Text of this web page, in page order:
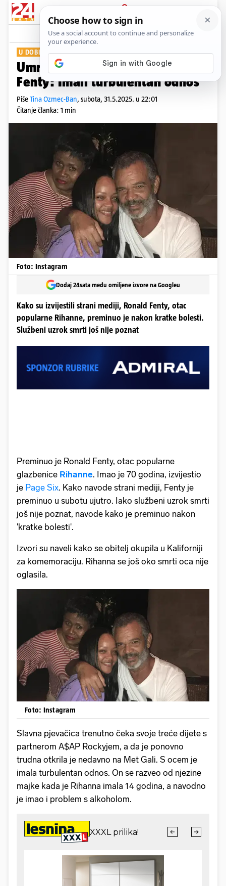
PRIJAVA
Show Komentari
U DOBI OD 70 GODINA
Umro je Rihannin otac Ronald
Fenty: Imali turbulentan odnos
PišeTina Ozmec-Ban, subota, 31.5.2025. u 22:01
Čitanje članka: 1 min
Foto: Instagram
Dodaj 24sata među omiljene izvore na Googleu
Kako su izvijestili strani mediji, Ronald Fenty, otac
popularne Rihanne, preminuo je nakon kratke bolesti.
Službeni uzrok smrti još nije poznat
Preminuo je Ronald Fenty, otac popularne
glazbenice Rihanne. Imao je 70 godina, izvijestio
je Page Six. Kako navode strani mediji, Fenty je
preminuo u subotu ujutro. Iako službeni uzrok smrti
još nije poznat, navode kako je preminuo nakon
'kratke bolesti'.
Izvori su naveli kako se obitelj okupila u Kaliforniji
za komemoraciju. Rihanna se još oko smrti oca nije
oglasila.
Foto: Instagram
Slavna pjevačica trenutno čeka svoje treće dijete s
partnerom A$AP Rockyjem, a da je ponovno
trudna otkrila je nedavno na Met Gali. S ocem je
imala turbulentan odnos. On se razveo od njezine
majke kada je Rihanna imala 14 godina, a navodno
je imao i problem s alkoholom.